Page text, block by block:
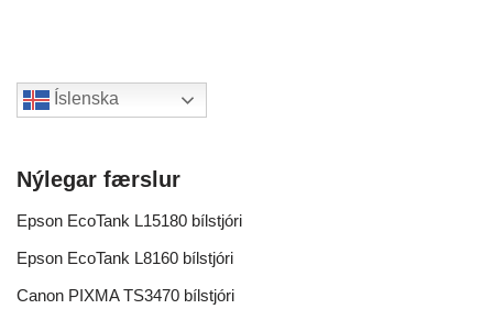
Íslenska
Nýlegar færslur
Epson EcoTank L15180 bílstjóri
Epson EcoTank L8160 bílstjóri
Canon PIXMA TS3470 bílstjóri